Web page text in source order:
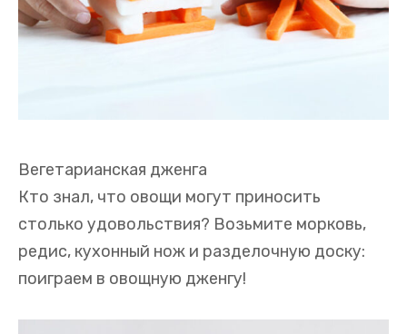
Вегетарианская дженга
Кто знал, что овощи могут приносить
столько удовольствия? Возьмите морковь,
редис, кухонный нож и разделочную доску:
поиграем в овощную дженгу!